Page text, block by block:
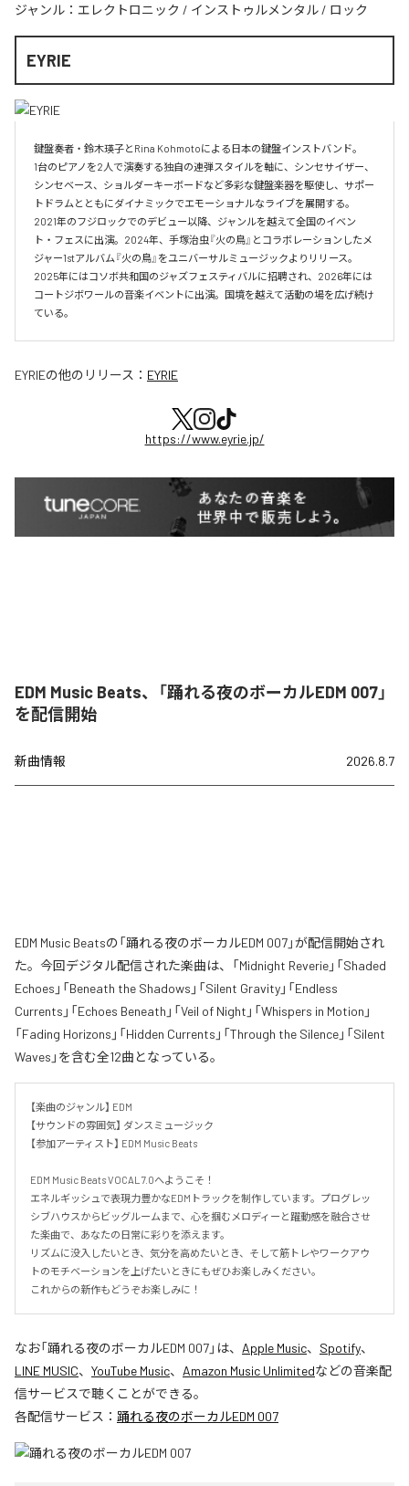
ジャンル： エレクトロニック / インストゥルメンタル / ロック
EYRIE
鍵盤奏者・鈴木瑛子とRina Kohmotoによる日本の鍵盤インストバンド。
1台のピアノを2人で演奏する独自の連弾スタイルを軸に、シンセサイザー、
シンセベース、ショルダーキーボードなど多彩な鍵盤楽器を駆使し、サポー
トドラムとともにダイナミックでエモーショナルなライブを展開する。
2021年のフジロックでのデビュー以降、ジャンルを越えて全国のイベン
ト・フェスに出演。2024年、手塚治虫『火の鳥』とコラボレーションしたメ
ジャー1stアルバム『火の鳥』をユニバーサルミュージックよりリリース。
2025年にはコソボ共和国のジャズフェスティバルに招聘され、2026年には
コートジボワールの音楽イベントに出演。国境を越えて活動の場を広げ続け
ている。​
EYRIEの他のリリース： EYRIE
https://www.eyrie.jp/
EDM Music Beats、「踊れる夜のボーカルEDM 007」
を配信開始
新曲情報 2026.8.7
EDM Music Beatsの「踊れる夜のボーカルEDM 007」が配信開始され
た。今回デジタル配信された楽曲は、「Midnight Reverie」「Shaded
Echoes」「Beneath the Shadows」「Silent Gravity」「Endless
Currents」「Echoes Beneath」「Veil of Night」「Whispers in Motion」
「Fading Horizons」「Hidden Currents」「Through the Silence」「Silent
Waves」を含む全12曲となっている。
【楽曲のジャンル】 EDM
【サウンドの雰囲気】 ダンスミュージック
【参加アーティスト】 EDM Music Beats
EDM Music Beats VOCAL 7.0へようこそ！
エネルギッシュで表現力豊かなEDMトラックを制作しています。プログレッ
シブハウスからビッグルームまで、心を掴むメロディーと躍動感を融合させ
た楽曲で、あなたの日常に彩りを添えます。
リズムに没入したいとき、気分を高めたいとき、そして筋トレやワークアウ
トのモチベーションを上げたいときにもぜひお楽しみください。
これからの新作もどうぞお楽しみに！
なお「踊れる夜のボーカルEDM 007」は、 Apple Music、 Spotify、
LINE MUSIC、 YouTube Music、 Amazon Music Unlimitedなどの音楽配
信サービスで聴くことができる。
各配信サービス： 踊れる夜のボーカルEDM 007